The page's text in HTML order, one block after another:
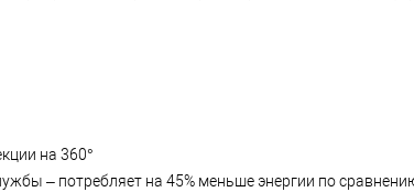
на 360°
– потребляет на 45% меньше энергии по